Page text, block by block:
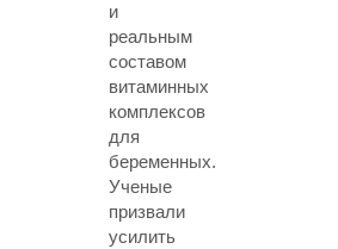
и
реальным
составом
витаминных
комплексов
для
беременных.
Ученые
призвали
усилить